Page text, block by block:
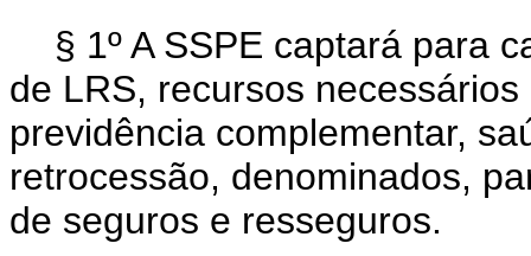
§ 1º A SSPE captará para
de LRS, recursos
previdência complementar,
retrocessão, denominados,
de seguros e resseguros.